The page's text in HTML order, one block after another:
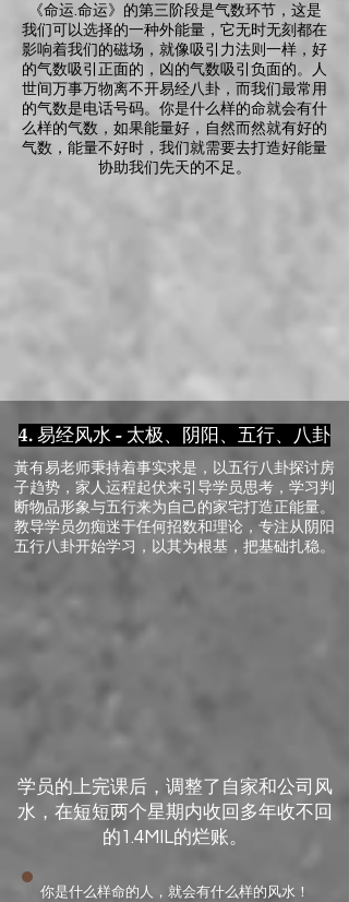
《命运.命运》的第三阶段是气数环节， 这是
我们可以选择的一种外能量，它无时无刻都在
影响着我们的磁场，就像吸引力法则一样，好
的气数吸引正面的，凶的气数吸引负面的。人
世间万事万物离不开易经八卦，而我们最常用
的气数是电话号码。你是什么样的命就会有什
么样的气数，如果能量好，自然而然就有好的
气数，能量不好时，我们就需要去打造好能量
协助我们先天的不足。
4. 易经风水 - 太极、阴阳、五行、八卦
黃有易老师秉持着事实求是，以五行八卦探讨房
子趋势，家人运程起伏来引导学员思考，学习判
断物品形象与五行来为自己的家宅打造正能量。
教导学员勿痴迷于任何招数和理论，专注从阴阳
五行八卦开始学习，以其为根基，把基础扎稳。
学员的上完课后，调整了自家和公司风
水，在短短两个星期内收回多年收不回
的1.4MIL的烂账。
你是什么样命的人，就会有什么样的风水！